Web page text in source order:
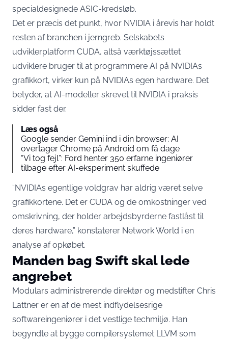
specialdesignede ASIC-kredsløb.
Det er præcis det punkt, hvor NVIDIA i årevis har holdt
resten af branchen i jerngreb. Selskabets
udviklerplatform CUDA, altså værktøjssættet
udviklere bruger til at programmere AI på NVIDIAs
grafikkort, virker kun på NVIDIAs egen hardware. Det
betyder, at AI-modeller skrevet til NVIDIA i praksis
sidder fast der.
Læs også
Google sender Gemini ind i din browser: AI
overtager Chrome på Android om få dage
“Vi tog fejl”: Ford henter 350 erfarne ingeniører
tilbage efter AI-eksperiment skuffede
“NVIDIAs egentlige voldgrav har aldrig været selve
grafikkortene. Det er CUDA og de omkostninger ved
omskrivning, der holder arbejdsbyrderne fastlåst til
deres hardware,” konstaterer Network World i en
analyse af opkøbet.
Manden bag Swift skal lede
angrebet
Modulars administrerende direktør og medstifter Chris
Lattner er en af de mest indflydelsesrige
softwareingeniører i det vestlige techmiljø. Han
begyndte at bygge compilersystemet LLVM som